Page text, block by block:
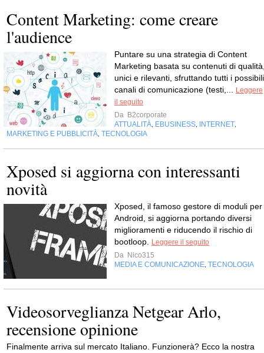
Content Marketing: come creare
l'audience
Puntare su una strategia di Content
Marketing basata su contenuti di
unici e rilevanti, sfruttando tutti i possibili
canali di comunicazione (testi,... Leggere
il seguito
Da B2corporate
ATTUALITÀ, EBUSINESS, INTERNET,
MARKETING E PUBBLICITÀ, TECNOLOGIA
Xposed si aggiorna con interessanti
novità
Xposed, il famoso gestore di moduli per
Android, si aggiorna portando diversi
miglioramenti e riducendo il rischio di
bootloop. Leggere il seguito
Da Nico315
MEDIA E COMUNICAZIONE, TECNOLOGIA
Videosorveglianza Netgear Arlo,
recensione opinione
Finalmente arriva sul mercato Italiano. Funzionerà? Ecco la nostra